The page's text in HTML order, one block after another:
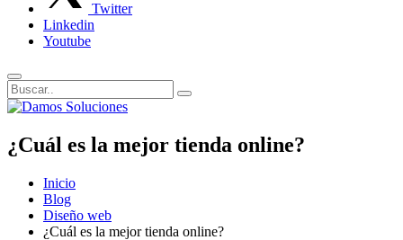
Twitter
Linkedin
Youtube
¿Cuál es la mejor tienda online?
Inicio
Blog
Diseño web
¿Cuál es la mejor tienda online?